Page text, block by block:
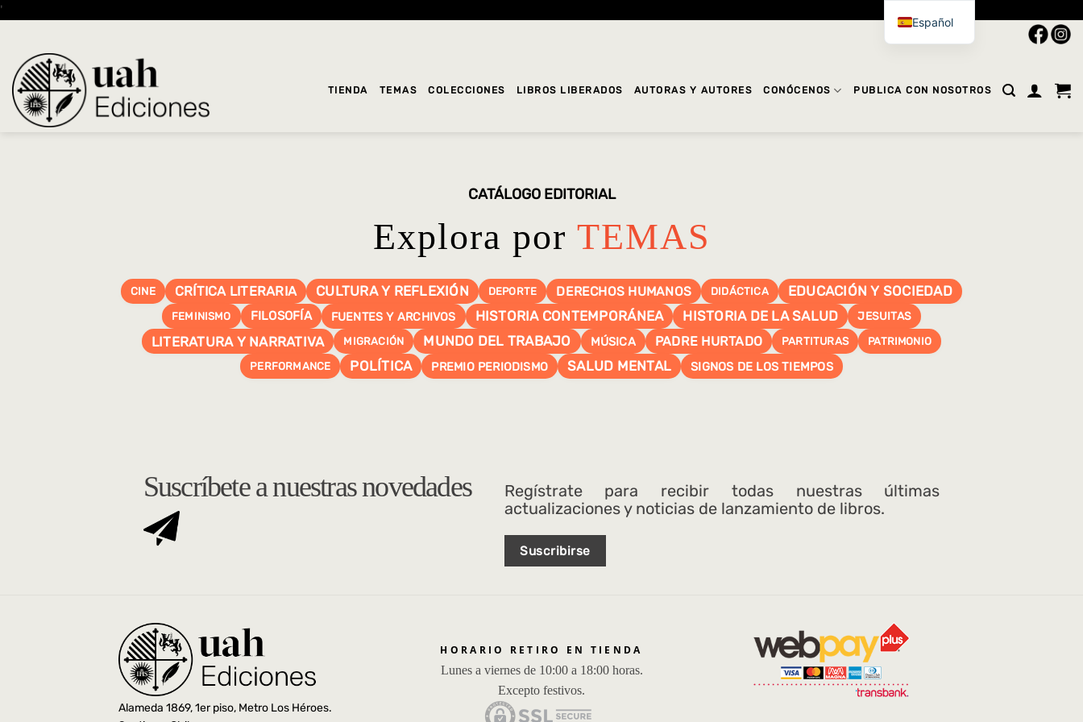
'Saltar
contenido
TIENDA TEMAS COLECCIONES LIBROS LIBERADOS AUTORAS Y AUTORES CONÓCENOS PUBLICA CON NOSOTROS
CATÁLOGO EDITORIAL
Explora por TEMAS
CINE CRÍTICA LITERARIA CULTURA Y REFLEXIÓN DEPORTE DERECHOS HUMANOS DIDÁCTICA EDUCACIÓN Y SOCIEDAD
FEMINISMO FILOSOFÍA FUENTES Y ARCHIVOS HISTORIA CONTEMPORÁNEA HISTORIA DE LA SALUD JESUITAS
LITERATURA Y NARRATIVA MIGRACIÓN MUNDO DEL TRABAJO MÚSICA PADRE HURTADO PARTITURAS PATRIMONIO
PERFORMANCE POLÍTICA PREMIO PERIODISMO SALUD MENTAL SIGNOS DE LOS TIEMPOS
Suscríbete a nuestras novedades
Regístrate para recibir todas nuestras últimas
actualizaciones y noticias de lanzamiento de libros.
Suscribirse
Alameda 1869, 1er piso, Metro Los Héroes.
HORARIO RETIRO EN TIENDA
Lunes a viernes de 10:00 a 18:00 horas.
Excepto festivos.
Español